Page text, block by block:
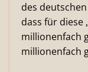
des
dass für diese
millionenfach
millionenfach